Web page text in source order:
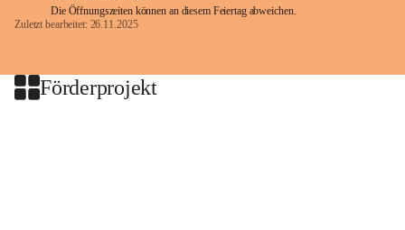
Die Öffnungszeiten können an diesem Feiertag abweichen.
Zuletzt bearbeitet: 26.11.2025
Förderprojekt